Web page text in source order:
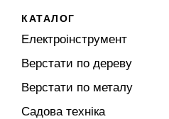
КАТАЛОГ
Електроінструмент
Верстати по дереву
Верстати по металу
Садова техніка